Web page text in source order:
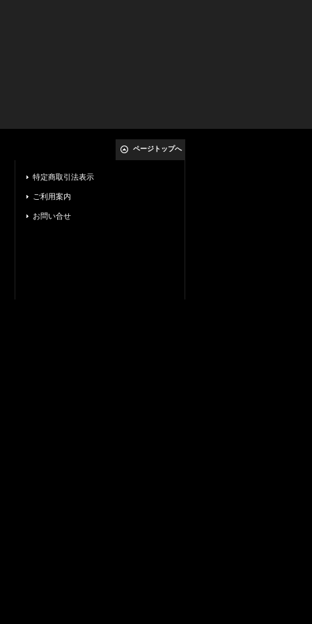
ページトップへ
特定商取引法表示
ご利用案内
お問い合せ